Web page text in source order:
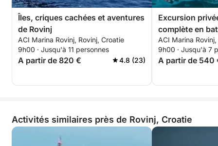
Îles, criques cachées et aventures
de Rovinj
ACI Marina Rovinj, Rovinj, Croatie
9h00 · Jusqu'à 11 personnes
A partir de 820 € 4.8 (23)
Excursion
complète en
côte istrienne
ACI Marina
9h00 · Jusqu'à 7
A partir de 540
Activités similaires près de Rovinj, Croatie